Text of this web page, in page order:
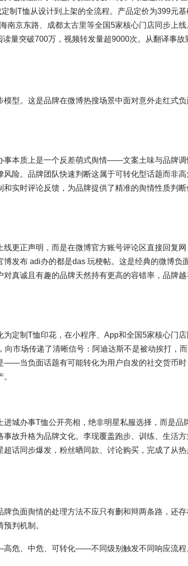
制T恤从设计到上架的全流程。产品定价为399元基
京东路、成都太古里等全国5家核心门店同步上线
量突破700万，视频转发量超9000次。从翻译事故
型。这是品牌在微博热搜场景中面对意外走红式负
事本质上是一个反差萌式舆情——文案土味与品牌调
险。品牌团队快速判断这属于可转化型话题而非高
实时评论反馈，为品牌提供了精准的舆情性质判断
更正声明，而是在微博官方账号评论区直接回复网
发布 adi办的都是das 玩梗帖。这是经典的微博负
真诚且有趣的品牌天然持有更高的容错率，品牌越
定制T恤印花，在小程序、App和全国5家核心门店
市场传递了清晰信号：阿迪达斯不是被动挨打，
——当负面话题有可能转化为用户自发的社交货币时
城办事T恤公开亮相，绝非明星私服选择，而是品
故升格为品牌文化。李现覆盖跑步、训练、生活方
话同步爆发，粉丝晒同款、讨论购买，完成了从热
负面舆情的处理方法不应只有删和辩两条路，还存
判机制。
危、中危、可转化——不同级别触发不同响应流程